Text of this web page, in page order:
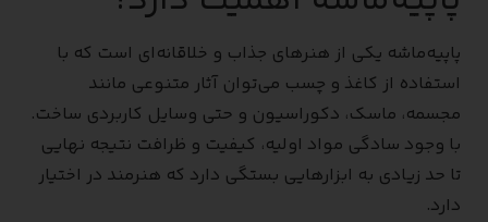
پاپیه‌ماشه یکی از هنرهای جذاب و خلاقانه‌ای است که با
استفاده از کاغذ و چسب می‌توان آثار متنوعی مانند
مجسمه، ماسک، دکوراسیون و حتی وسایل کاربردی ساخت.
با وجود سادگی مواد اولیه، کیفیت و ظرافت نتیجه نهایی
تا حد زیادی به ابزارهایی بستگی دارد که هنرمند در اختیار
دارد.